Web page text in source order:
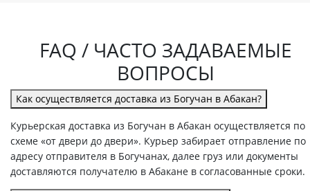
FAQ / ЧАСТО ЗАДАВАЕМЫЕ
ВОПРОСЫ
Как осуществляется доставка из Богучан в Абакан?
Курьерская доставка из Богучан в Абакан осуществляется по
схеме «от двери до двери». Курьер забирает отправление по
адресу отправителя в Богучанах, далее груз или документы
доставляются получателю в Абакане в согласованные сроки.